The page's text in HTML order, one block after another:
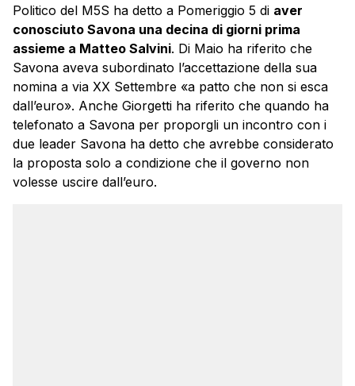
Politico del M5S ha detto a Pomeriggio 5 di aver
conosciuto Savona una decina di giorni prima
assieme a Matteo Salvini. Di Maio ha riferito che
Savona aveva subordinato l’accettazione della sua
nomina a via XX Settembre «a patto che non si esca
dall’euro». Anche Giorgetti ha riferito che quando ha
telefonato a Savona per proporgli un incontro con i
due leader Savona ha detto che avrebbe considerato
la proposta solo a condizione che il governo non
volesse uscire dall’euro.